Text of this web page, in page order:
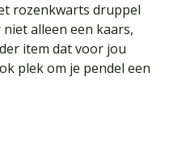
rozenkwarts druppel
alleen een kaars,
item dat voor jou
plek om je pendel een